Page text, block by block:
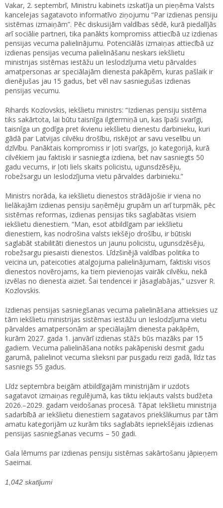
Vakar, 2. septembrī, Ministru kabinets izskatīja un pieņēma Valsts
kancelejas sagatavoto informatīvo ziņojumu “Par izdienas pensiju
sistēmas izmaiņām”. Pēc diskusijām valdības sēdē, kurā piedalījās
arī sociālie partneri, tika panākts kompromiss attiecībā uz izdienas
pensijas vecuma palielinājumu. Potenciālās izmaiņas attiecībā uz
izdienas pensijas vecuma palielināšanu neskars iekšlietu
ministrijas sistēmas iestāžu un Ieslodzījuma vietu pārvaldes
amatpersonas ar speciālajām dienesta pakāpēm, kuras pašlaik ir
dienējušas jau 15 gadus, bet vēl nav sasniegušas izdienas
pensijas vecumu.
Rihards Kozlovskis, iekšlietu ministrs: “Izdienas pensiju sistēma
tiks sakārtota, lai būtu taisnīga ilgtermiņā un, kas īpaši svarīgi,
taisnīga un godīga pret ikvienu iekšlietu dienestu darbinieku, kuri
gādā par Latvijas cilvēku drošību, riskējot ar savu veselību un
dzīvību. Panāktais kompromiss ir ļoti svarīgs, jo kategorijā, kurā
cilvēkiem jau faktiski ir sasniegta izdiena, bet nav sasniegts 50
gadu vecums, ir ļoti liels skaits policistu, ugunsdzēsēju,
robežsargu un Ieslodzījuma vietu pārvaldes darbinieku.”
Ministrs norāda, ka iekšlietu dienestos strādājošie ir viena no
lielākajām izdienas pensiju saņēmēju grupām un arī turpmāk, pēc
sistēmas reformas, izdienas pensijas tiks saglabātas visiem
iekšlietu dienestiem. “Man, esot atbildīgam par iekšlietu
dienestiem, kas nodrošina valsts iekšējo drošību, ir būtiski
saglabāt stabilitāti dienestos un jaunu policistu, ugunsdzēsēju,
robežsargu piesaisti dienestos. Līdzšinējā valdības politika to
veicina un, pateicoties atalgojuma palielinājumam, faktiski visos
dienestos novērojams, ka tiem pievienojas vairāk cilvēku, nekā
izvēlas no dienesta aiziet. Šai tendencei ir jāsaglabājas,” uzsver R.
Kozlovskis.
Izdienas pensijas sasniegšanas vecuma palielināšana attieksies uz
tām iekšlietu ministrijas sistēmas iestāžu un Ieslodzījuma vietu
pārvaldes amatpersonām ar speciālajām dienesta pakāpēm,
kurām 2027. gada 1. janvārī izdienas stāžs būs mazāks par 15
gadiem. Vecuma palielināšana notiks pakāpeniski desmit gadu
garumā, palielinot vecuma slieksni par pusgadu reizi gadā, līdz tas
sasniegs 55 gadus.
Līdz septembra beigām atbildīgajām ministrijām ir uzdots
sagatavot izmaiņas regulējumā, kas tiktu iekļauts valsts budžeta
2026.–2029. gadam veidošanas procesā. Tāpat Iekšlietu ministrija
sadarbībā ar iekšlietu dienestiem sagatavos priekšlikumus par tām
amatu kategorijām uz kurām tiks saglabāts iepriekšējais izdienas
pensijas sasniegšanas vecums – 50 gadi.
Gala lēmums par izdienas pensiju sistēmas sakārtošanu jāpieņem
Saeimai.
1,042 skatījumi